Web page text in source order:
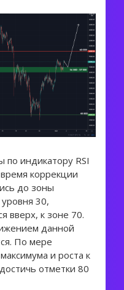
по индикатору RSI
коррекции
до зоны
30,
вверх, к зоне 70.
данной
По мере
и роста к
отметки 80